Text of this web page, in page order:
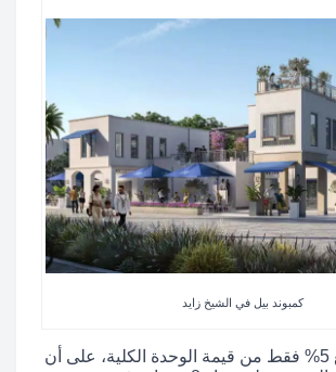
كمبوند بيل في الشيخ زايد
يمكن للعميل دفع 5% فقط من قيمة الوحدة الكلية، على أن